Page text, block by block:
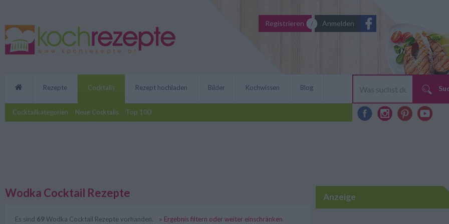
Registrieren Anmelden
Rezepte Cocktails
Cocktailkategorien Neue Cocktails Top 100
Rezept hochladen Bilder Kochwissen Blog
Wodka Cocktail Rezepte
Es sind 69Wodka Cocktail Rezepte vorhanden. » Ergebnis filtern oder weiter einschränken
Anzeige